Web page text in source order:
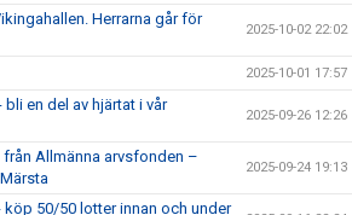
Herrarna går för
2025-10-02 22:02
2025-10-01 17:57
en del av hjärtat i vår
2025-09-26 12:26
Allmänna arvsfonden –
2025-09-24 19:13
köp 50/50 lotter innan och under